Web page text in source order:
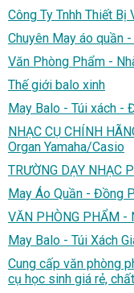
Công Ty Tnhh Thiết
Chuyên May áo quần
Văn Phòng Phẩm -
Thế giới balo xinh
May Balo - Túi xách -
NHẠC CỤ CHÍNH
Organ Yamaha/Casio
TRƯỜNG DẠY NHẠC
May Áo Quần - Đồng
VĂN PHÒNG PHẨM -
May Balo - Túi Xách
Cung cấp văn phòng
cụ học sinh giá rẻ,